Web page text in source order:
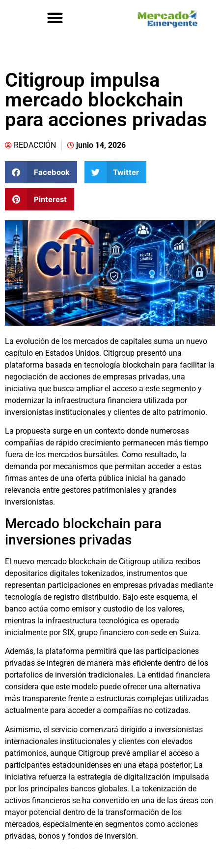
Citigroup impulsa
mercado blockchain
para acciones privadas
REDACCIÓN junio 14, 2026
Facebook Twitter
Pinterest
La evolución de los mercados de capitales suma un nuevo
capítulo en Estados Unidos. Citigroup presentó una
plataforma basada en tecnología blockchain para facilitar la
negociación de acciones de empresas privadas, una
iniciativa que busca ampliar el acceso a este segmento y
modernizar la infraestructura financiera utilizada por
inversionistas institucionales y clientes de alto patrimonio.
La propuesta surge en un contexto donde numerosas
compañías de rápido crecimiento permanecen más tiempo
fuera de los mercados bursátiles. Como resultado, la
demanda por mecanismos que permitan acceder a estas
firmas antes de una oferta pública inicial ha ganado
relevancia entre gestores patrimoniales y grandes
inversionistas.
Mercado blockchain para
inversiones privadas
El nuevo mercado blockchain de Citigroup utiliza recibos
depositarios digitales tokenizados, instrumentos que
representan participaciones en empresas privadas mediante
tecnología de registro distribuido. Bajo este esquema, el
banco actúa como emisor y custodio de los valores,
mientras la infraestructura tecnológica es operada
inicialmente por SIX, grupo financiero con sede en Suiza.
Además, la plataforma permitirá que las participaciones
privadas se integren de manera más eficiente dentro de los
portafolios de inversión tradicionales. La entidad financiera
considera que este modelo puede ofrecer una alternativa
más transparente frente a estructuras complejas utilizadas
actualmente para acceder a compañías no cotizadas.
Asimismo, el servicio comenzará dirigido a inversionistas
internacionales institucionales y clientes con elevados
patrimonios, aunque Citigroup prevé ampliar el acceso a
participantes estadounidenses en una etapa posterior; La
iniciativa refuerza la estrategia de digitalización impulsada
por los principales bancos globales. La tokenización de
activos financieros se ha convertido en una de las áreas con
mayor potencial dentro de la transformación de los
mercados, especialmente en segmentos como acciones
privadas, bonos y fondos de inversión.